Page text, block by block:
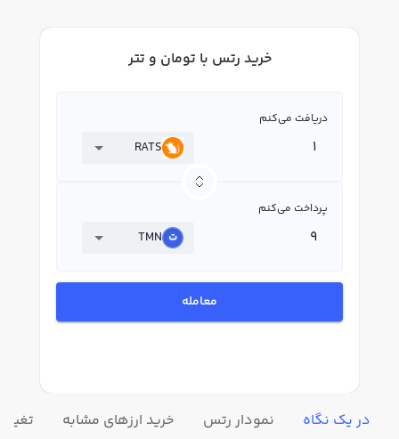
خرید رتس با تومان و تتر
دریافت می‌کنم
RATS
پرداخت می‌کنم
TMN
معامله
در یک نگاه نمودار رتس خرید ارزهای مشابه